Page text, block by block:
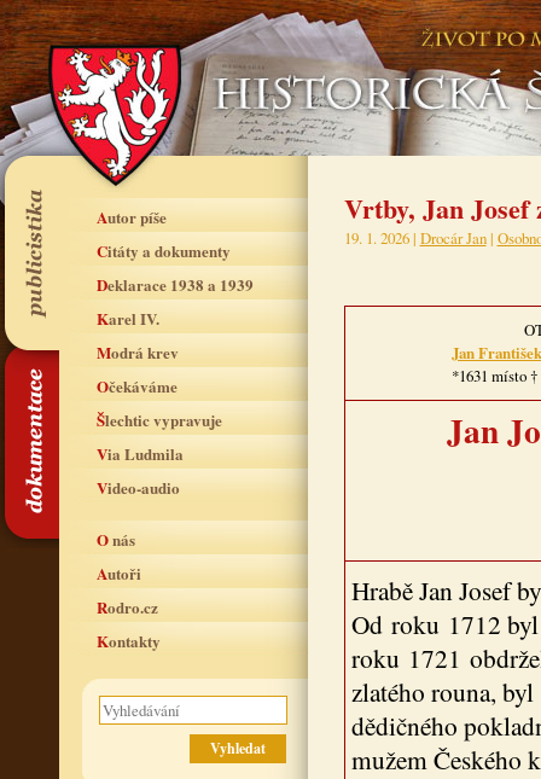
Autor píše
Citáty a dokumenty
Deklarace 1938 a 1939
Karel IV.
Modrá krev
Očekáváme
Šlechtic vypravuje
Via Ludmila
Video-audio
O nás
Autoři
Rodro.cz
Kontakty
Vrtby, Jan Josef
19. 1. 2026 | Drocár Jan|
Jan
*1631 místo
Jan
Hrabě Jan Josef
Od roku 1712
roku 1721
zlatého rouna,
dědičného
mužem Českého